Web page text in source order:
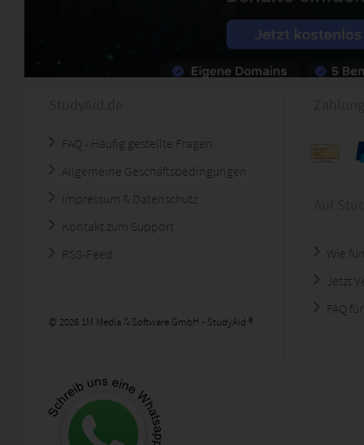
FAQ - Häufig gestellte Fragen
Allgemeine Geschäftsbedingungen
Impressum & Datenschutz
Kontakt zum Support
RSS-Feed
© 2026 1M Media & Software GmbH - StudyAid ®
Wie
Jetzt
FAQ